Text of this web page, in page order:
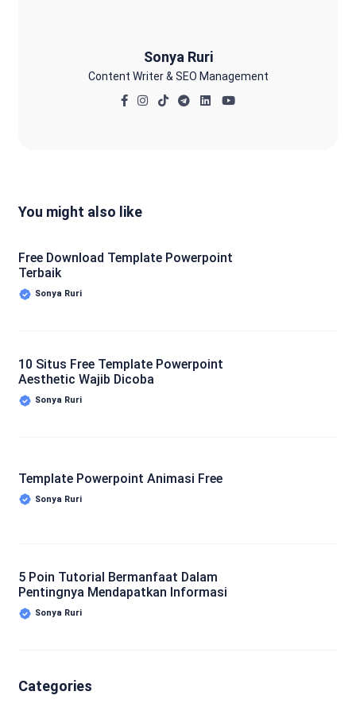
Sonya Ruri
Content Writer & SEO Management
You might also like
Free Download Template Powerpoint
Terbaik
Sonya Ruri
10 Situs Free Template Powerpoint
Aesthetic Wajib Dicoba
Sonya Ruri
Template Powerpoint Animasi Free
Sonya Ruri
5 Poin Tutorial Bermanfaat Dalam
Pentingnya Mendapatkan Informasi
Sonya Ruri
Categories